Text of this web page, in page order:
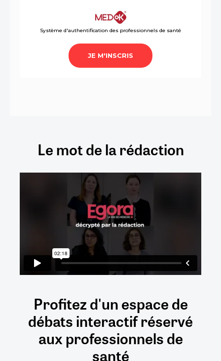
Le mot de la rédaction
Profitez d'un espace de
débatsinteractifréservé
auxprofessionnels de
santé